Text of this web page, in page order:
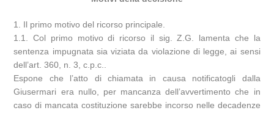
1. Il primo motivo del ricorso principale.
1.1. Col primo motivo di ricorso il sig. Z.G. lamenta che la
sentenza impugnata sia viziata da violazione di legge, ai sensi
dell’art. 360, n. 3, c.p.c..
Espone che l’atto di chiamata in causa notificatogli dalla
Giusermari era nullo, per mancanza dell’avvertimento che in
caso di mancata costituzione sarebbe incorso nelle decadenze